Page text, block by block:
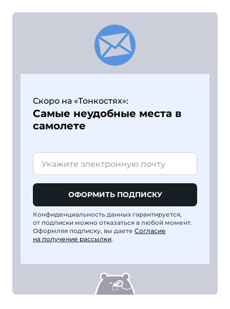
Скоро на «Тонкостях»:
Самые неудобные места в
самолете
ОФОРМИТЬ ПОДПИСКУ
Конфиденциальность данных гарантируется,
от подписки можно отказаться в любой момент.
Оформляя подписку, вы даете Согласие
на получение рассылки.